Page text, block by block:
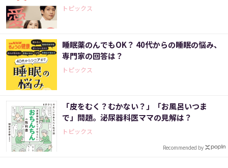
トピックス
睡眠薬のんでもOK？ 40代からの睡眠の悩み、
専門家の回答は？
トピックス
「皮をむく？むかない？」「お風呂いつま
で」問題。泌尿器科医ママの見解は？
トピックス
Recommended by